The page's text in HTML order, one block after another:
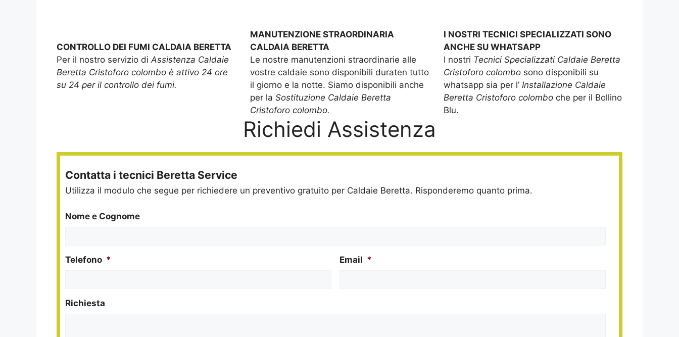
CONTROLLO DEI FUMI CALDAIA BERETTA
Per il nostro servizio diAssistenza Caldaie
Beretta Cristoforo colombo è attivo 24 ore
su 24 per il controllo dei fumi.
MANUTENZIONE STRAORDINARIA
CALDAIA BERETTA
Le nostre manutenzioni straordinarie alle
vostre caldaie sono disponibili duraten tutto
il giorno e la notte. Siamo disponibili anche
per la Sostituzione Caldaie Beretta
Cristoforo colombo.
I NOSTRI TECNICI SPECIALIZZATI SONO
ANCHE SU WHATSAPP
I nostri Tecnici Specializzati Caldaie Beretta
Cristoforo colombo sono disponibili su
whatsapp sia per l’ Installazione Caldaie
Beretta Cristoforo colomboche per il Bollino
Blu.
Richiedi Assistenza
Contatta i tecnici Beretta Service
Utilizza il modulo che segue per richiedere un preventivo gratuito per Caldaie Beretta. Risponderemo quanto prima.
Nome e Cognome
Telefono * Email *
Richiesta